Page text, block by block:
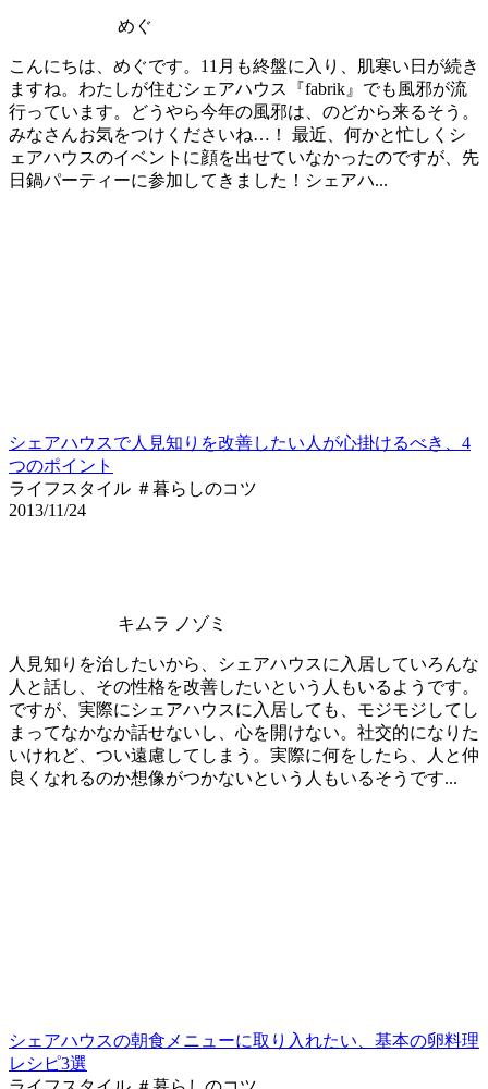
めぐ
こんにちは、めぐです。11月も終盤に入り、肌寒い日が続き
ますね。わたしが住むシェアハウス『fabrik』でも風邪が流
行っています。どうやら今年の風邪は、のどから来るそう。
みなさんお気をつけくださいね…！ 最近、何かと忙しくシ
ェアハウスのイベントに顔を出せていなかったのですが、先
日鍋パーティーに参加してきました！シェアハ...
シェアハウスで人見知りを改善したい人が心掛けるべき、4
つのポイント
ライフスタイル ＃暮らしのコツ
2013/11/24
キムラ ノゾミ
人見知りを治したいから、シェアハウスに入居していろんな
人と話し、その性格を改善したいという人もいるようです。
ですが、実際にシェアハウスに入居しても、モジモジしてし
まってなかなか話せないし、心を開けない。社交的になりた
いけれど、つい遠慮してしまう。実際に何をしたら、人と仲
良くなれるのか想像がつかないという人もいるそうです...
シェアハウスの朝食メニューに取り入れたい、基本の卵料理
レシピ3選